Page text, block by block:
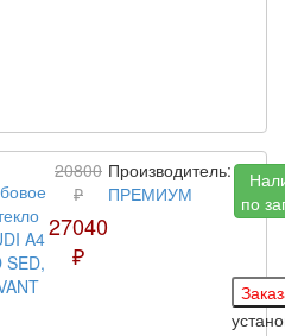
20800
₽
27040
₽
Производитель:
ПРЕМИУМ
по